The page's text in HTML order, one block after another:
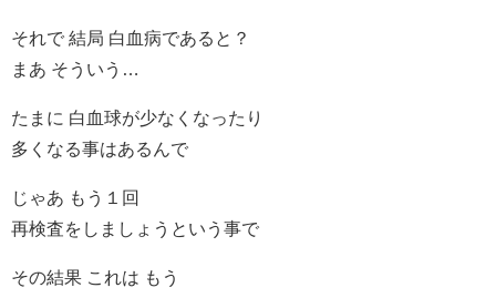
それで 結局 白血病であると？
まあ そういう…
たまに 白血球が少なくなったり
多くなる事はあるんで
じゃあ もう１回
再検査をしましょうという事で
その結果 これは もう